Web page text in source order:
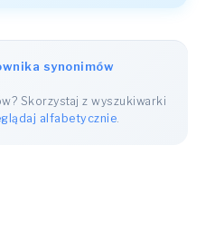
synonimów
Skorzystaj z wyszukiwarki
alfabetycznie